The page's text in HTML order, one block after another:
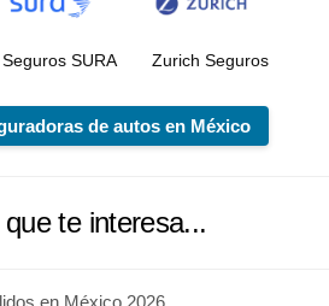
Seguros SURA Zurich Seguros
de autos en México
te interesa...
en México 2026